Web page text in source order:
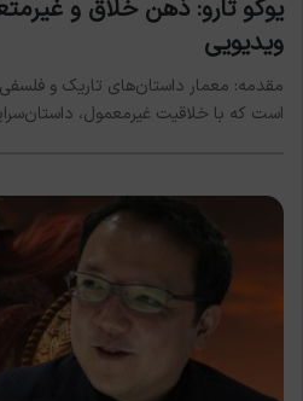
یوکو تارو: ذهن خلاق و
ویدیویی
است که با خلاقیت غیرمعمول،